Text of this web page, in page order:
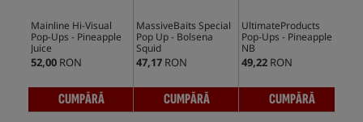
Mainline Hi-Visual
Pop-Ups - Pineapple
Juice
52,00 RON
CUMPĂRĂ
MassiveBaits Special
Pop Up - Bolsena
Squid
47,17 RON
CUMPĂRĂ
UltimateProducts
Pop-Ups - Pineapple
NB
49,22 RON
CUMPĂRĂ